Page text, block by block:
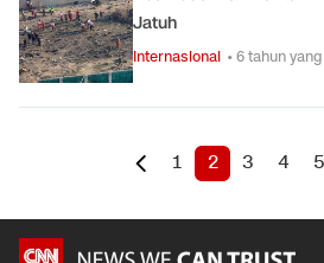
Jatuh
Internasional • 6 tahun
1 2 3 4 5